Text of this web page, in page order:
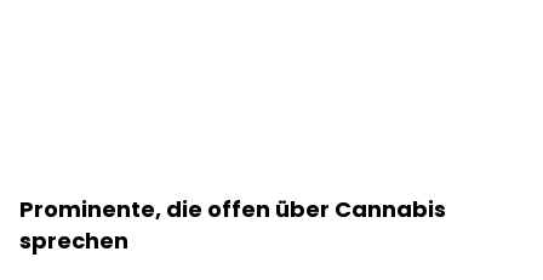
Prominente, die offen über Cannabis
sprechen